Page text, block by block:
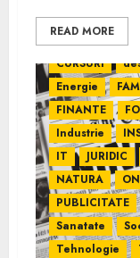
READ MORE
Comunicate de
CONTABILITATE
CURSURI
Energie
FINANTE
Industrie
IT
JURIDIC
NATURA
PUBLICITATE
Sanatate
Tehnologie